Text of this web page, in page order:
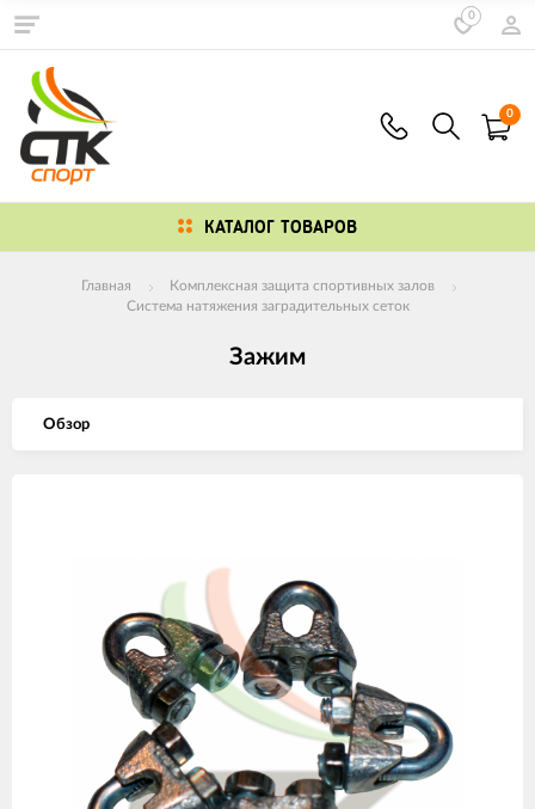
0
0
КАТАЛОГ ТОВАРОВ
Главная
Комплексная защита спортивных залов
Система натяжения заградительных сеток
Зажим
Обзор